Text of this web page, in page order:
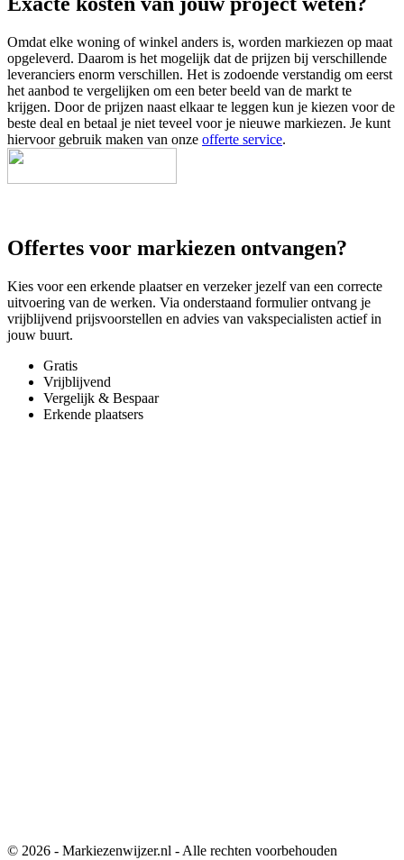
Omdat elke woning of winkel anders is, worden markiezen op maat
opgeleverd. Daarom is het mogelijk dat de prijzen bij verschillende
leveranciers enorm verschillen. Het is zodoende verstandig om eerst
het aanbod te vergelijken om een beter beeld van de markt te
krijgen. Door de prijzen naast elkaar te leggen kun je kiezen voor de
beste deal en betaal je niet teveel voor je nieuwe markiezen. Je kunt
hiervoor gebruik maken van onze offerte service.
Offertes voor markiezen ontvangen?
Kies voor een erkende plaatser en verzeker jezelf van een correcte
uitvoering van de werken. Via onderstaand formulier ontvang je
vrijblijvend prijsvoorstellen en advies van vakspecialisten actief in
jouw buurt.
Gratis
Vrijblijvend
Vergelijk & Bespaar
Erkende plaatsers
© 2026 - Markiezenwijzer.nl - Alle rechten voorbehouden